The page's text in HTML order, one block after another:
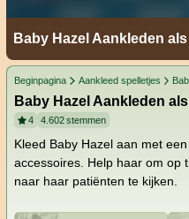
Baby Hazel Aankleden
Beginpagina Aankleed spelletjes
Baby Hazel Aankleden
4 4.602stemmen
Kleed Baby Hazel aan met
accessoires. Help haar om op
naar haar patiënten te kijken.